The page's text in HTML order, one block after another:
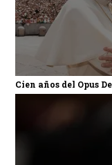
Cien años del Opus